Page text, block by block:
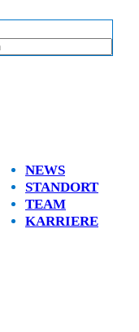
NEWS
STANDORT
TEAM
KARRIERE